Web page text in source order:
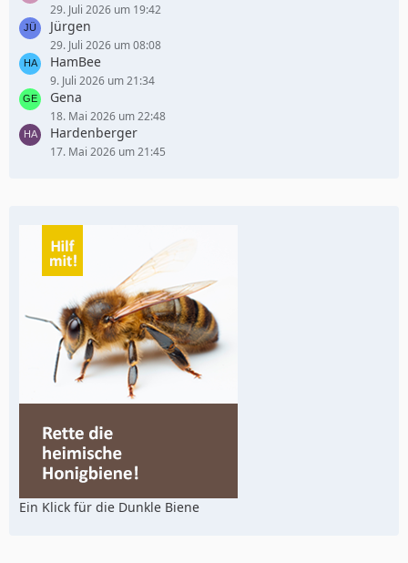
29. Juli 2026 um 19:42
Jürgen
29. Juli 2026 um 08:08
HamBee
9. Juli 2026 um 21:34
Gena
18. Mai 2026 um 22:48
Hardenberger
17. Mai 2026 um 21:45
Ein Klick für die Dunkle Biene